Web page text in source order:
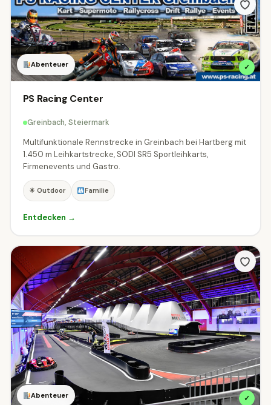
Abenteuer ✓
PS Racing Center
Greinbach, Steiermark
Multifunktionale Rennstrecke in Greinbach bei Hartberg mit
1.450 m Leihkartstrecke, SODI SR5 Sportleihkarts,
Firmenevents und Gastro.
☀ Outdoor Familie
Entdecken →
Abenteuer ✓